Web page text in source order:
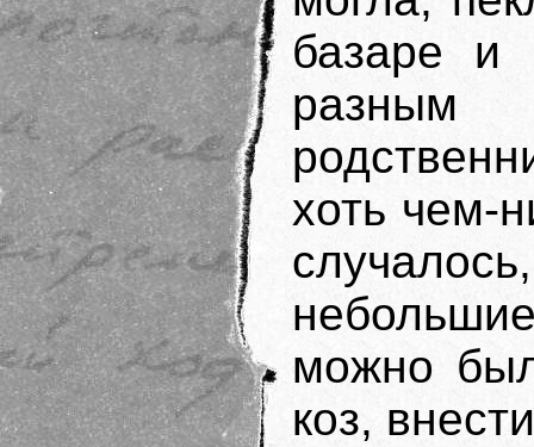
базаре и
хоть чем-
можно
коз,